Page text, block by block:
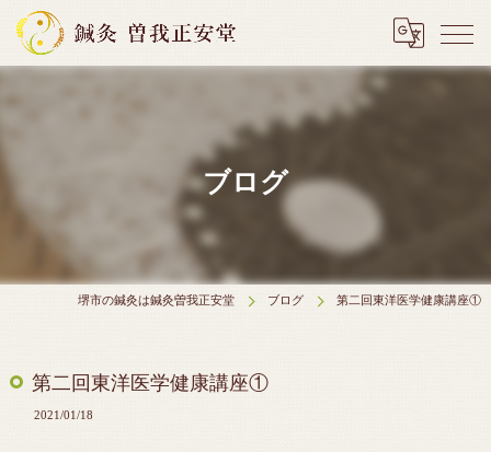
ブログ
堺市の鍼灸は鍼灸曽我正安堂 ブログ 第二回東洋医学健康講座①
第二回東洋医学健康講座①
2021/01/18